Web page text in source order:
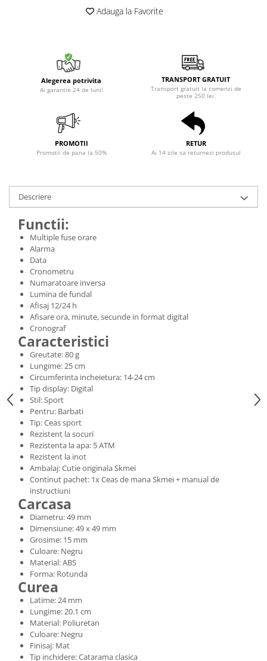
Adauga la Favorite
Alegerea potrivita
Ai garantie 24 de luni!
TRANSPORT GRATUIT
Transport gratuit la comenzi de
peste 250 lei.
PROMOTII
Promotii de pana la 50%
RETUR
Ai 14 zile sa returnezi produsul
Descriere
Functii:
Multiple fuse orare
Alarma
Data
Cronometru
Numaratoare inversa
Lumina de fundal
Afisaj 12/24 h
Afisare ora, minute, secunde in format digital
Cronograf
Caracteristici
Greutate: 80 g
Lungime: 25 cm
Circumferinta incheietura: 14-24 cm
Tip display: Digital
Stil: Sport
Pentru: Barbati
Tip: Ceas sport
Rezistent la socuri
Rezistenta la apa: 5 ATM
Rezistent la inot
Ambalaj: Cutie originala Skmei
Continut pachet: 1x Ceas de mana Skmei + manual de
instructiuni
Carcasa
Diametru: 49 mm
Dimensiune: 49 x 49 mm
Grosime: 15 mm
Culoare: Negru
Material: ABS
Forma: Rotunda
Curea
Latime: 24 mm
Lungime: 20.1 cm
Material: Poliuretan
Culoare: Negru
Finisaj: Mat
Tip inchidere: Catarama clasica